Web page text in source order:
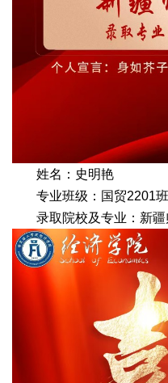
姓名：史明艳
专业班级：国贸2201班
录取院校及专业：新